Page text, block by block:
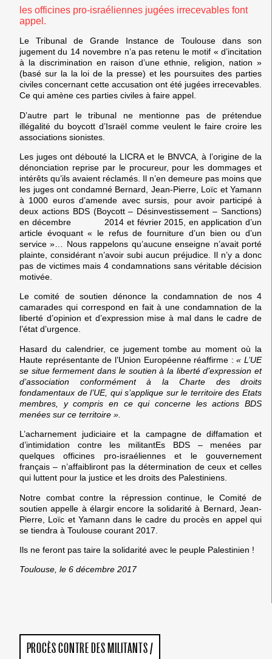
les officines pro-israéliennes jugées irrecevables font
appel.
Le Tribunal de Grande Instance de Toulouse dans son
jugement du 14 novembre n’a pas retenu le motif « d’incitation
à la discrimination en raison d’une ethnie, religion, nation »
(basé sur la la loi de la presse) et les poursuites des parties
civiles concernant cette accusation ont été jugées irrecevables.
Ce qui amène ces parties civiles à faire appel.
D’autre part le tribunal ne mentionne pas de prétendue
illégalité du boycott d’Israël comme veulent le faire croire les
associations sionistes.
Les juges ont débouté la LICRA et le BNVCA, à l’origine de la
dénonciation reprise par le procureur, pour les dommages et
intérêts qu’ils avaient réclamés. Il n’en demeure pas moins que
les juges ont condamné Bernard, Jean-Pierre, Loïc et Yamann
à 1000 euros d’amende avec sursis, pour avoir participé à
deux actions BDS (Boycott – Désinvestissement – Sanctions)
en décembre 2014 et février 2015 , en application d’un
article évoquant « le refus de fourniture d’un bien ou d’un
service »… Nous rappelons qu’aucune enseigne n’avait porté
plainte, considérant n’avoir subi aucun préjudice. Il n’y a donc
pas de victimes mais 4 condamnations sans véritable décision
motivée.
Le comité de soutien dénonce la condamnation de nos 4
camarades qui correspond en fait à une condamnation de la
liberté d’opinion et d’expression mise à mal dans le cadre de
l’état d’urgence.
Hasard du calendrier, ce jugement tombe au moment où la
Haute représentante de l’Union Européenne réaffirme :« L’UE
se situe fermement dans le soutien à la liberté d’expression et
d’association conformément à la Charte des droits
fondamentaux de l’UE, qui s’applique sur le territoire des Etats
membres, y compris en ce qui concerne les actions BDS
menées sur ce territoire ».
L’acharnement judiciaire et la campagne de diffamation et
d’intimidation contre les militantEs BDS – menées par
quelques officines pro-israéliennes et le gouvernement
français – n’affaibliront pas la détermination de ceux et celles
qui luttent pour la justice et les droits des Palestiniens.
Notre combat contre la répression continue, le Comité de
soutien appelle à élargir encore la solidarité à Bernard, Jean-
Pierre, Loïc et Yamann dans le cadre du procès en appel qui
se tiendra à Toulouse courant 2017.
Ils ne feront pas taire la solidarité avec le peuple Palestinien !
Toulouse, le 6 décembre 2017
PROCÈS CONTRE DES MILITANTS/